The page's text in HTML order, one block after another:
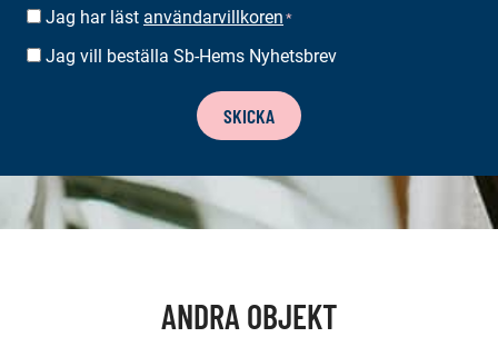
SUOSTUMUS *
Jag har läst användarvillkoren *
BESTÄLLA
Jag vill beställa Sb-Hems Nyhetsbrev
SKICKA
ANDRA OBJEKT